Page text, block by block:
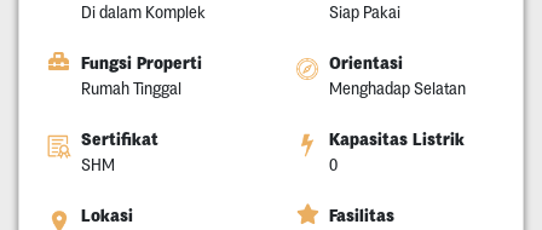
Di dalam Komplek Siap Pakai
Fungsi Properti
Rumah Tinggal
Orientasi
Menghadap Selatan
Sertifikat
SHM
Kapasitas Listrik
0
Lokasi Fasilitas